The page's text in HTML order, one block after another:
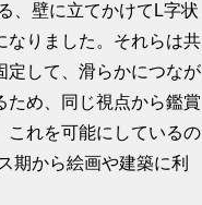
、壁に立てかけてL字状
なりました。それらは共
定して、滑らかにつなが
ため、同じ視点から鑑賞
これを可能にしているの
期から絵画や建築に利